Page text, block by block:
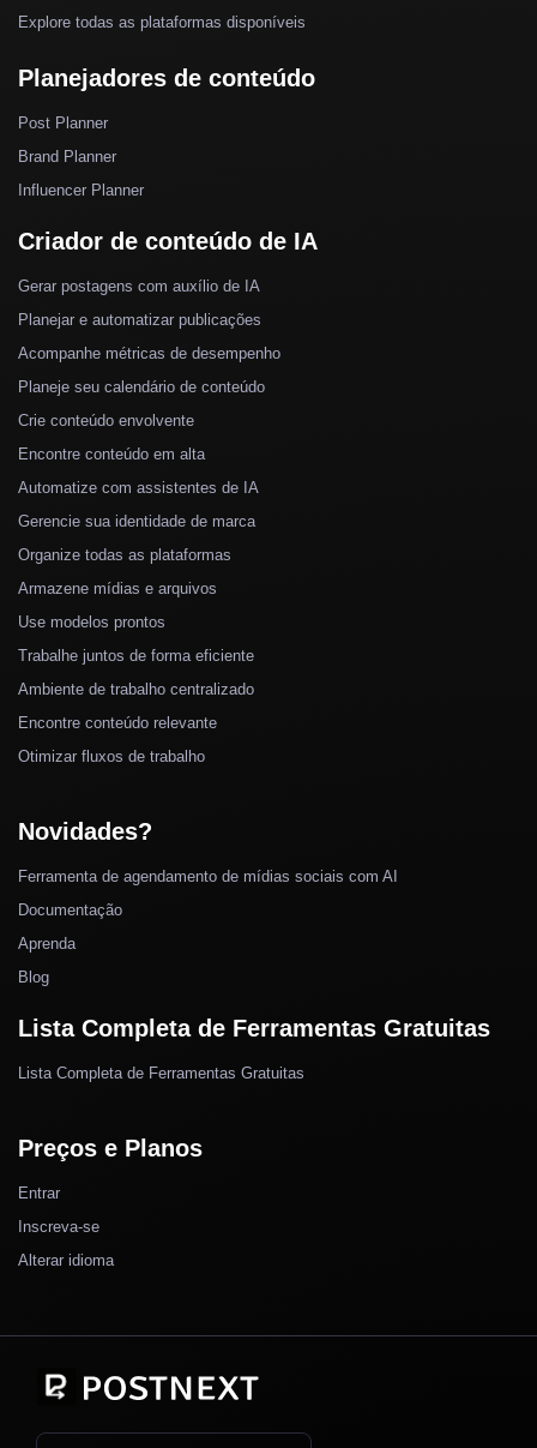
Explore todas as plataformas disponíveis
Planejadores de conteúdo
Post Planner
Brand Planner
Influencer Planner
Criador de conteúdo de IA
Gerar postagens com auxílio de IA
Planejar e automatizar publicações
Acompanhe métricas de desempenho
Planeje seu calendário de conteúdo
Crie conteúdo envolvente
Encontre conteúdo em alta
Automatize com assistentes de IA
Gerencie sua identidade de marca
Organize todas as plataformas
Armazene mídias e arquivos
Use modelos prontos
Trabalhe juntos de forma eficiente
Ambiente de trabalho centralizado
Encontre conteúdo relevante
Otimizar fluxos de trabalho
Novidades?
Ferramenta de agendamento de mídias sociais com AI
Documentação
Aprenda
Blog
Lista Completa de Ferramentas Gratuitas
Lista Completa de Ferramentas Gratuitas
Preços e Planos
Entrar
Inscreva-se
Alterar idioma